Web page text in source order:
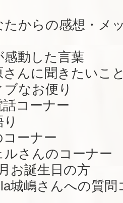
たからの感想・メ
動した言葉
んに聞きたいこ
なお便り
コーナー
ーナー
さんのコーナー
誕生日の方
嶋さんへの質問